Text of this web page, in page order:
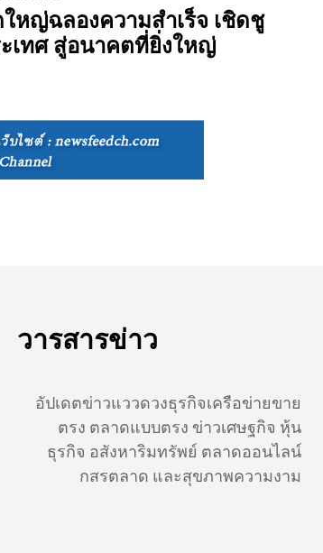
ใหญ่ฉลองความสำเร็จ เชิดชู
เทศ สู่อนาคตที่ยิ่งใหญ่
วารสารข่าว
อัปเดตข่าวแววดวงธุรกิจเครือข่ายขาย
ตรง ตลาดแบบตรง ข่าวเศษฐกิจ หุ้น
ธุรกิจ อสังหาริมทรัพย์ ตลาดออนไลน์
กสรตลาด และสุขภาพความงาม